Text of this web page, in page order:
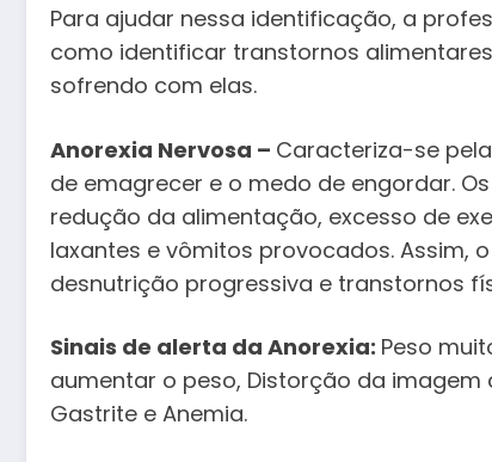
Para ajudar nessa identificação, a
como identificar transtornos
sofrendo com elas.
Anorexia Nervosa – Caracteriza-se
de emagrecer e o medo de engordar.
redução da alimentação, excesso de
laxantes e vômitos provocados. Assim,
desnutrição progressiva e transtornos
Sinais de alerta da Anorexia: Peso
aumentar o peso, Distorção da
Gastrite e Anemia.